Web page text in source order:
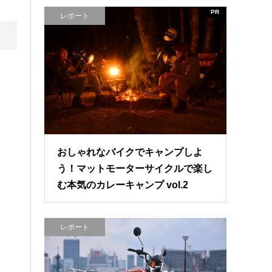
レポート PR
おしゃれなバイクでキャンプしよ
う！マットモーターサイクルで楽し
む本気のカレーキャンプ vol.2
レポート